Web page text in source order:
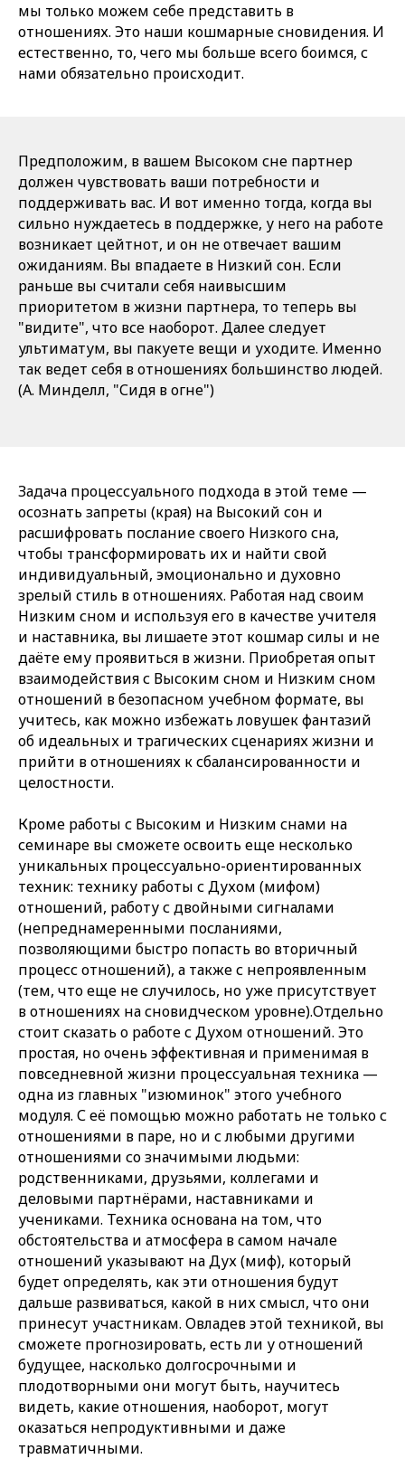
мы только можем себе представить в
отношениях. Это наши кошмарные сновидения. И
естественно, то, чего мы больше всего боимся, с
нами обязательно происходит.
Предположим, в вашем Высоком сне партнер
должен чувствовать ваши потребности и
поддерживать вас. И вот именно тогда, когда вы
сильно нуждаетесь в поддержке, у него на работе
возникает цейтнот, и он не отвечает вашим
ожиданиям. Вы впадаете в Низкий сон. Если
раньше вы считали себя наивысшим
приоритетом в жизни партнера, то теперь вы
"видите", что все наоборот. Далее следует
ультиматум, вы пакуете вещи и уходите. Именно
так ведет себя в отношениях большинство людей.
(А. Минделл, "Сидя в огне")
Задача процессуального подхода в этой теме —
осознать запреты (края) на Высокий сон и
расшифровать послание своего Низкого сна,
чтобы трансформировать их и найти свой
индивидуальный, эмоционально и духовно
зрелый стиль в отношениях. Работая над своим
Низким сном и используя его в качестве учителя
и наставника, вы лишаете этот кошмар силы и не
даёте ему проявиться в жизни. Приобретая опыт
взаимодействия с Высоким сном и Низким сном
отношений в безопасном учебном формате, вы
учитесь, как можно избежать ловушек фантазий
об идеальных и трагических сценариях жизни и
прийти в отношениях к сбалансированности и
целостности.
Кроме работы с Высоким и Низким снами на
семинаре вы сможете освоить еще несколько
уникальных процессуально-ориентированных
техник: технику работы с Духом (мифом)
отношений, работу с двойными сигналами
(непреднамеренными посланиями,
позволяющими быстро попасть во вторичный
процесс отношений), а также с непроявленным
(тем, что еще не случилось, но уже присутствует
в отношениях на сновидческом уровне).Отдельно
стоит сказать о работе с Духом отношений. Это
простая, но очень эффективная и применимая в
повседневной жизни процессуальная техника —
одна из главных "изюминок" этого учебного
модуля. С её помощью можно работать не только с
отношениями в паре, но и с любыми другими
отношениями со значимыми людьми:
родственниками, друзьями, коллегами и
деловыми партнёрами, наставниками и
учениками. Техника основана на том, что
обстоятельства и атмосфера в самом начале
отношений указывают на Дух (миф), который
будет определять, как эти отношения будут
дальше развиваться, какой в них смысл, что они
принесут участникам. Овладев этой техникой, вы
сможете прогнозировать, есть ли у отношений
будущее, насколько долгосрочными и
плодотворными они могут быть, научитесь
видеть, какие отношения, наоборот, могут
оказаться непродуктивными и даже
травматичными.